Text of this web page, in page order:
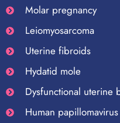
Molar pregnancy
Leiomyosarcoma
Uterine fibroids
Hydatid mole
Dysfunctional uterine
Human